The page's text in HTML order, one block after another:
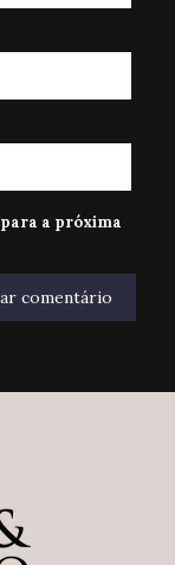
a próxima